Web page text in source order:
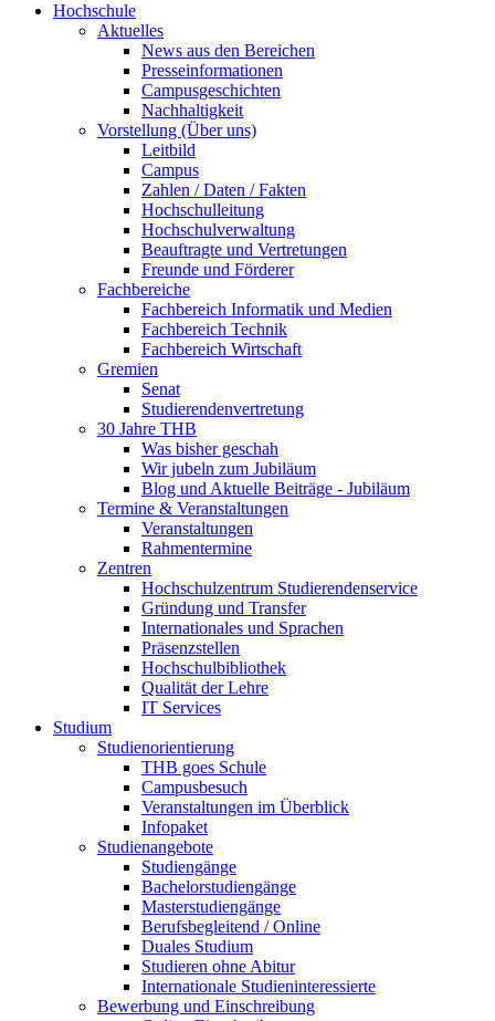
Hochschule
Aktuelles
News aus den Bereichen
Presseinformationen
Campusgeschichten
Nachhaltigkeit
Vorstellung (Über uns)
Leitbild
Campus
Zahlen / Daten / Fakten
Hochschulleitung
Hochschulverwaltung
Beauftragte und Vertretungen
Freunde und Förderer
Fachbereiche
Fachbereich Informatik und Medien
Fachbereich Technik
Fachbereich Wirtschaft
Gremien
Senat
Studierendenvertretung
30 Jahre THB
Was bisher geschah
Wir jubeln zum Jubiläum
Blog und Aktuelle Beiträge - Jubiläum
Termine & Veranstaltungen
Veranstaltungen
Rahmentermine
Zentren
Hochschulzentrum Studierendenservice
Gründung und Transfer
Internationales und Sprachen
Präsenzstellen
Hochschulbibliothek
Qualität der Lehre
IT Services
Studium
Studienorientierung
THB goes Schule
Campusbesuch
Veranstaltungen im Überblick
Infopaket
Studienangebote
Studiengänge
Bachelorstudiengänge
Masterstudiengänge
Berufsbegleitend / Online
Duales Studium
Studieren ohne Abitur
Internationale Studieninteressierte
Bewerbung und Einschreibung